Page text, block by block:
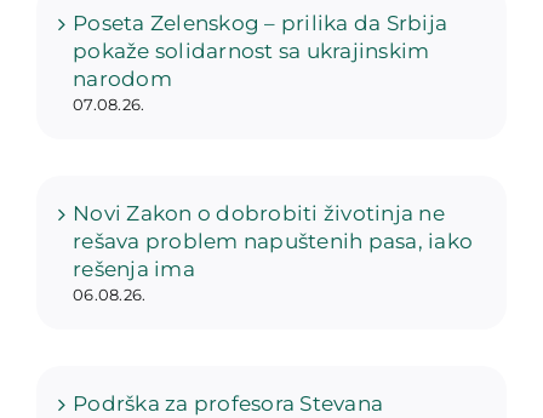
Poseta Zelenskog – prilika da Srbija
pokaže solidarnost sa ukrajinskim
narodom
07.08.26.
Novi Zakon o dobrobiti životinja ne
rešava problem napuštenih pasa, iako
rešenja ima
06.08.26.
Podrška za profesora Stevana